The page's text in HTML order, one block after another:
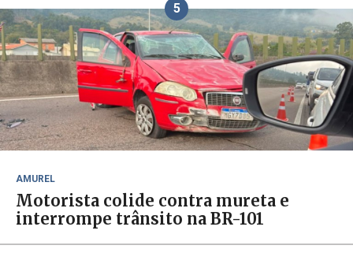
5
AMUREL
Motorista colide contra mureta e
interrompe trânsito na BR-101